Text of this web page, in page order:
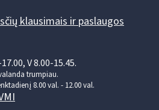
klausimais ir paslaugos
V 8.00-15.45.
trumpiau.
8.00 val. - 12.00 val.